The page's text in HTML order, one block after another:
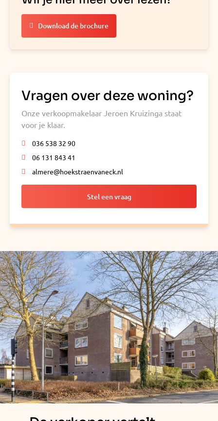
Download de brochure
Vragen over deze woning?
Onze verkoopmakelaar Jeroen Kruizinga staat
voor je klaar.
036 538 32 90
06 131 843 41
almere@hoekstraenvaneck.nl
Stel een vraag